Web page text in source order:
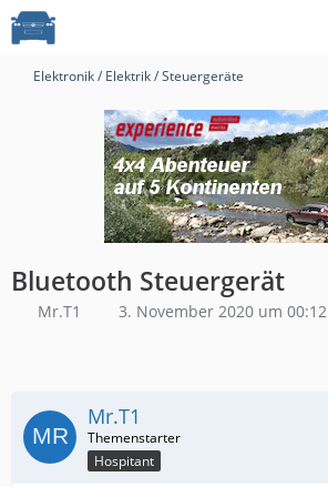
Elektronik / Elektrik / Steuergeräte
Bluetooth Steuergerät
Mr.T1 3. November 2020 um 00:12
Mr.T1
Hospitant